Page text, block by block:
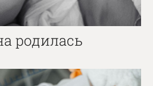
родилась